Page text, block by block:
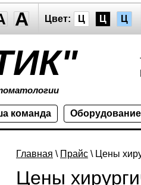
A Цвет: Ц Ц Ц
команда Оборудование
Главная \ Прайс \ Цены
Цены